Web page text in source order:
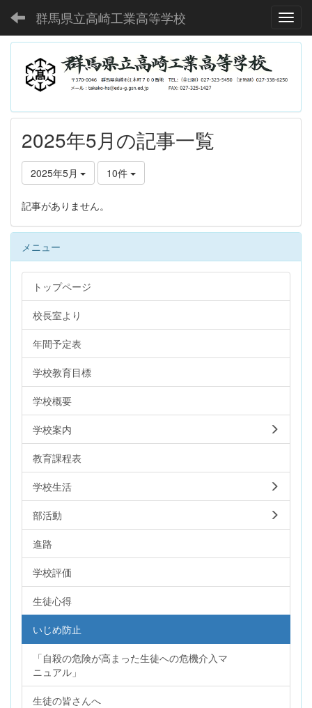
群馬県立高崎工業高等学校
2025年5月の記事一覧
2025年5月 10件
記事がありません。
メニュー
トップページ
校長室より
年間予定表
学校教育目標
学校概要
学校案内
教育課程表
学校生活
部活動
進路
学校評価
生徒心得
いじめ防止
「自殺の危険が高まった生徒への危機介入マ
ニュアル」
生徒の皆さんへ